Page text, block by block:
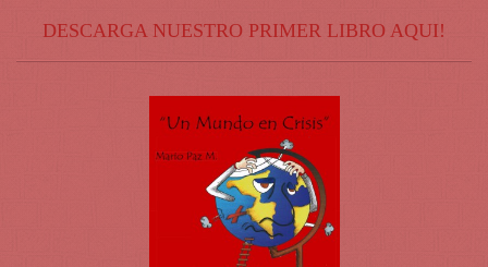
DESCARGA NUESTRO PRIMER LIBRO AQUI!